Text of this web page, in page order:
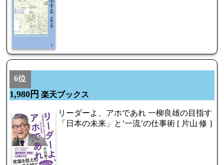
6位
1,980円 楽天ブックス
リーダーよ、アホであれ 一柳良雄の目指す
「日本の未来」と’一流’の仕事術 [ 片山 修 ]